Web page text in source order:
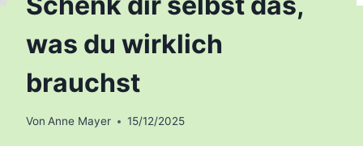
was du wirklich
brauchst
Von Anne Mayer 15/12/2025